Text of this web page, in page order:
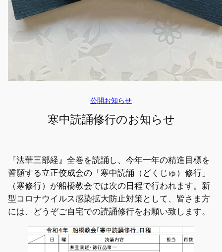
公開お知らせ
寒中読誦修行のお知らせ
『法華三部経』全巻を読誦し、今年一年の精進目標を
誓願する立正佼成会の「寒中読誦（どくじゅ）修行」
（寒修行）が船橋教会では次の日程で行われます。新
型コロナウイルス感染拡大防止対策として、皆さま方
には、どうぞご自宅での読誦修行をお願い致します。